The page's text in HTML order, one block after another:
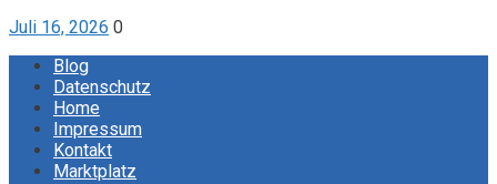
Juli 16, 2026 0
Blog
Datenschutz
Home
Impressum
Kontakt
Marktplatz